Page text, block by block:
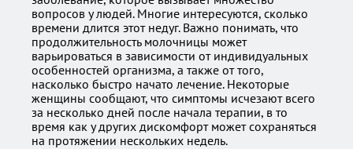
вопросов у людей. Многие интересуются, сколько
времени длится этот недуг. Важно понимать, что
продолжительность молочницы может
варьироваться в зависимости от индивидуальных
особенностей организма, а также от того,
насколько быстро начато лечение. Некоторые
женщины сообщают, что симптомы исчезают всего
за несколько дней после начала терапии, в то
время как у других дискомфорт может сохраняться
на протяжении нескольких недель.